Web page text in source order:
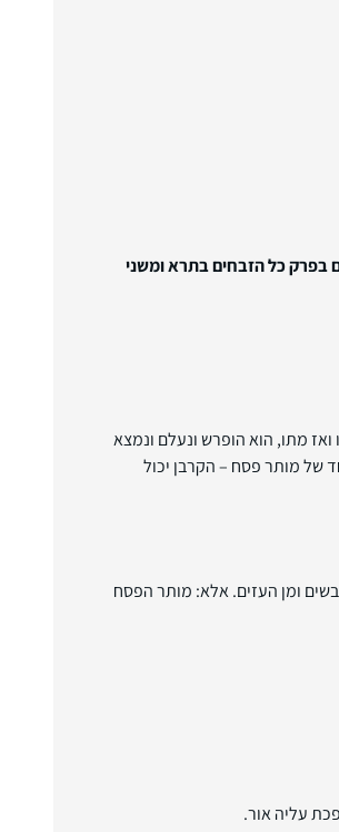
בפרק כל הזבחים בתרא ומשני
מתו, הוא הופרש ונעלם ונמצא
של מותר פסח – הקרבן יכול
ומן העזים. אלא: מותר הפסח
עליה אור.